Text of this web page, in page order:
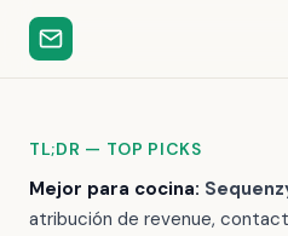
TL;DR — TOP PICKS
Mejor para cocina:
atribución de revenue,